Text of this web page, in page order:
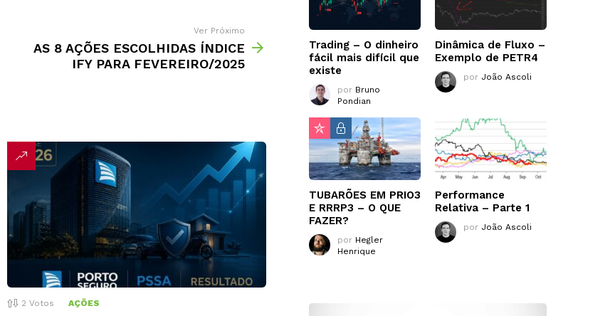
Ver Próximo
AS 8 AÇÕES ESCOLHIDAS ÍNDICE
IFY PARA FEVEREIRO/2025
2 Votos AÇÕES
Trading – O dinheiro
fácil mais difícil que
existe
por Bruno
Pondian
Dinâmica de Fluxo –
Exemplo de PETR4
por João Ascoli
TUBARÕES EM PRIO3
E RRRP3 – O QUE
FAZER?
por Hegler
Henrique
Performance
Relativa – Parte 1
por João Ascoli